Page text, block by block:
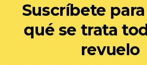
Suscríbete
qué se trata
revuelo